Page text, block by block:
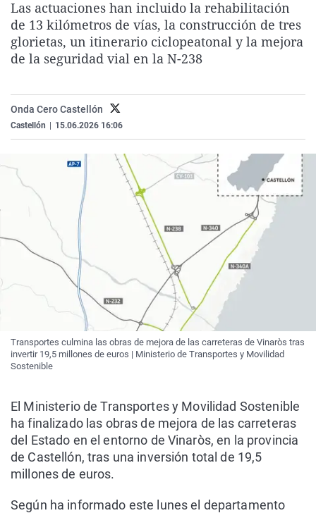
La rosa de los vientos
Gente viajera
Caso
Retornados
Extremadura
Galicia
Virales
Televisión
Las actuaciones han incluido la rehabilitación
de 13 kilómetros de vías, la construcción de tres
glorietas, un itinerario ciclopeatonal y la mejora
de la seguridad vial en la N-238
Onda Cero Castellón
Castellón 15.06.2026 16:06
Transportes culmina las obras de mejora de las carreteras de Vinaròs tras
invertir 19,5 millones de euros | Ministerio de Transportes y Movilidad
Sostenible
El Ministerio de Transportes y Movilidad Sostenible
ha finalizado las obras de mejora de las carreteras
del Estado en el entorno de Vinaròs, en la provincia
de Castellón, tras una inversión total de 19,5
millones de euros.
Según ha informado este lunes el departamento